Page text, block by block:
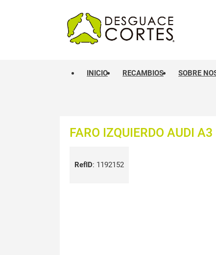
INICIO RECAMBIOS SOBRE
FARO IZQUIERDO AUDI
RefID: 1192152